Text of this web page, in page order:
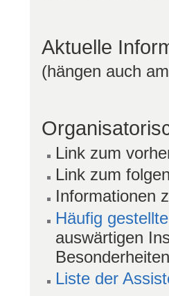
Aktuelle
(hängen auch
Link zum
Link zum
Informationen
Häufig
auswärtigen
Liste der